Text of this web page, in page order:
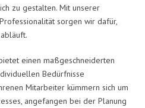
zu gestalten. Mit unserer
sorgen wir dafür,
einen maßgeschneiderten
Bedürfnisse
Mitarbeiter kümmern sich um
angefangen bei der Planung